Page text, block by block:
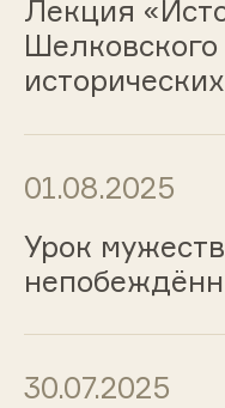
Лекция
01.08.2025
Урок
30.07.2025